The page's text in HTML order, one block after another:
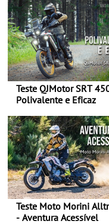
Teste QJMotor SRT
Polivalente e Eficaz
Teste Moto Morini
- Aventura Acessível